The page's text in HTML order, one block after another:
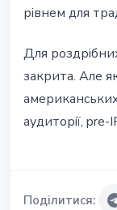
рівнем для
Для
закрита. Але
американських
аудиторії,
Поділитися: